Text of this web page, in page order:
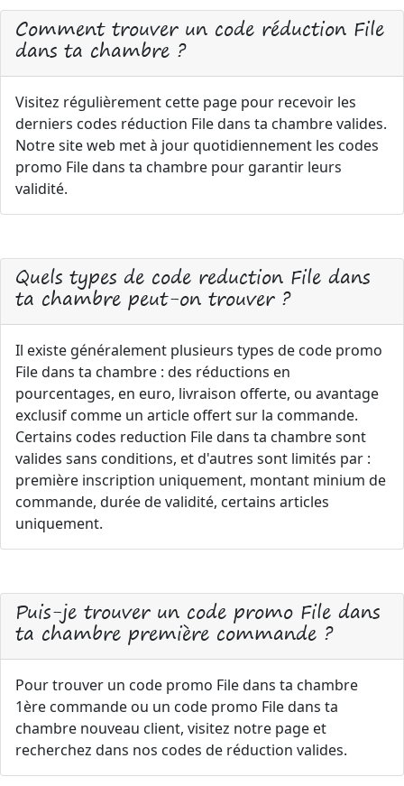
Comment trouver un code réduction File
dans ta chambre ?
Visitez régulièrement cette page pour recevoir les
derniers codes réduction File dans ta chambre valides.
Notre site web met à jour quotidiennement les codes
promo File dans ta chambre pour garantir leurs
validité.
Quels types de code reduction File dans
ta chambre peut-on trouver ?
Il existe généralement plusieurs types de code promo
File dans ta chambre : des réductions en
pourcentages, en euro, livraison offerte, ou avantage
exclusif comme un article offert sur la commande.
Certains codes reduction File dans ta chambre sont
valides sans conditions, et d'autres sont limités par :
première inscription uniquement, montant minium de
commande, durée de validité, certains articles
uniquement.
Puis-je trouver un code promo File dans
ta chambre première commande ?
Pour trouver un code promo File dans ta chambre
1ère commande ou un code promo File dans ta
chambre nouveau client, visitez notre page et
recherchez dans nos codes de réduction valides.